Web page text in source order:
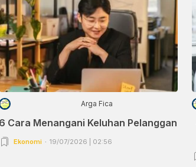
Arga Fica
6 Cara Menangani Keluhan Pelanggan
Ekonomi 19/07/2026 | 02:56